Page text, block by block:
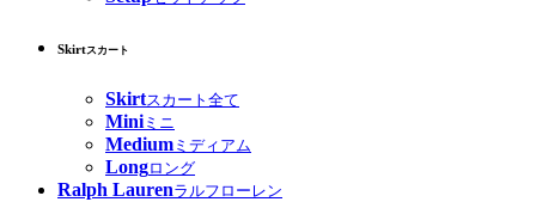
Skirtスカート
Skirtスカート全て
Miniミニ
Medium ミディアム
Longロング
Ralph Laurenラルフローレン